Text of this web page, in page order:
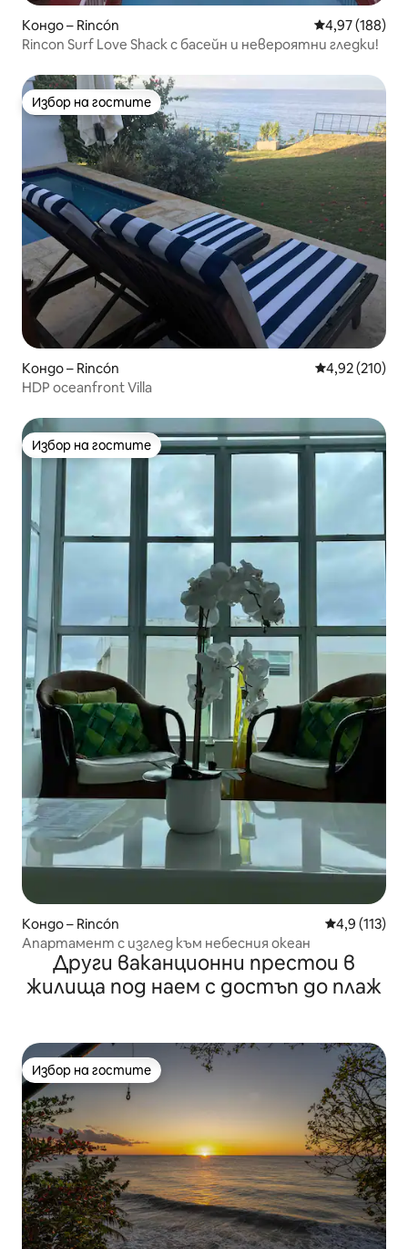
Кондо – Rincón Средна
4,97 (188)
Rincon Surf Love Shack с басейн и невероятни гледки!
Избор на гостите
Избор на гостите
Кондо – Rincón Средна
4,92 (210)
HDP oceanfront Villa
Избор на гостите
Избор на гостите
Кондо – Rincón Средна
4,9 (113)
Апартамент с изглед към небесния океан
Други ваканционни престои в
жилища под наем с достъп до плаж
Избор на гостите
Избор на гостите